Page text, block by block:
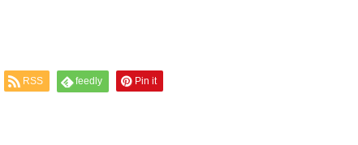
RSS feedly Pin it